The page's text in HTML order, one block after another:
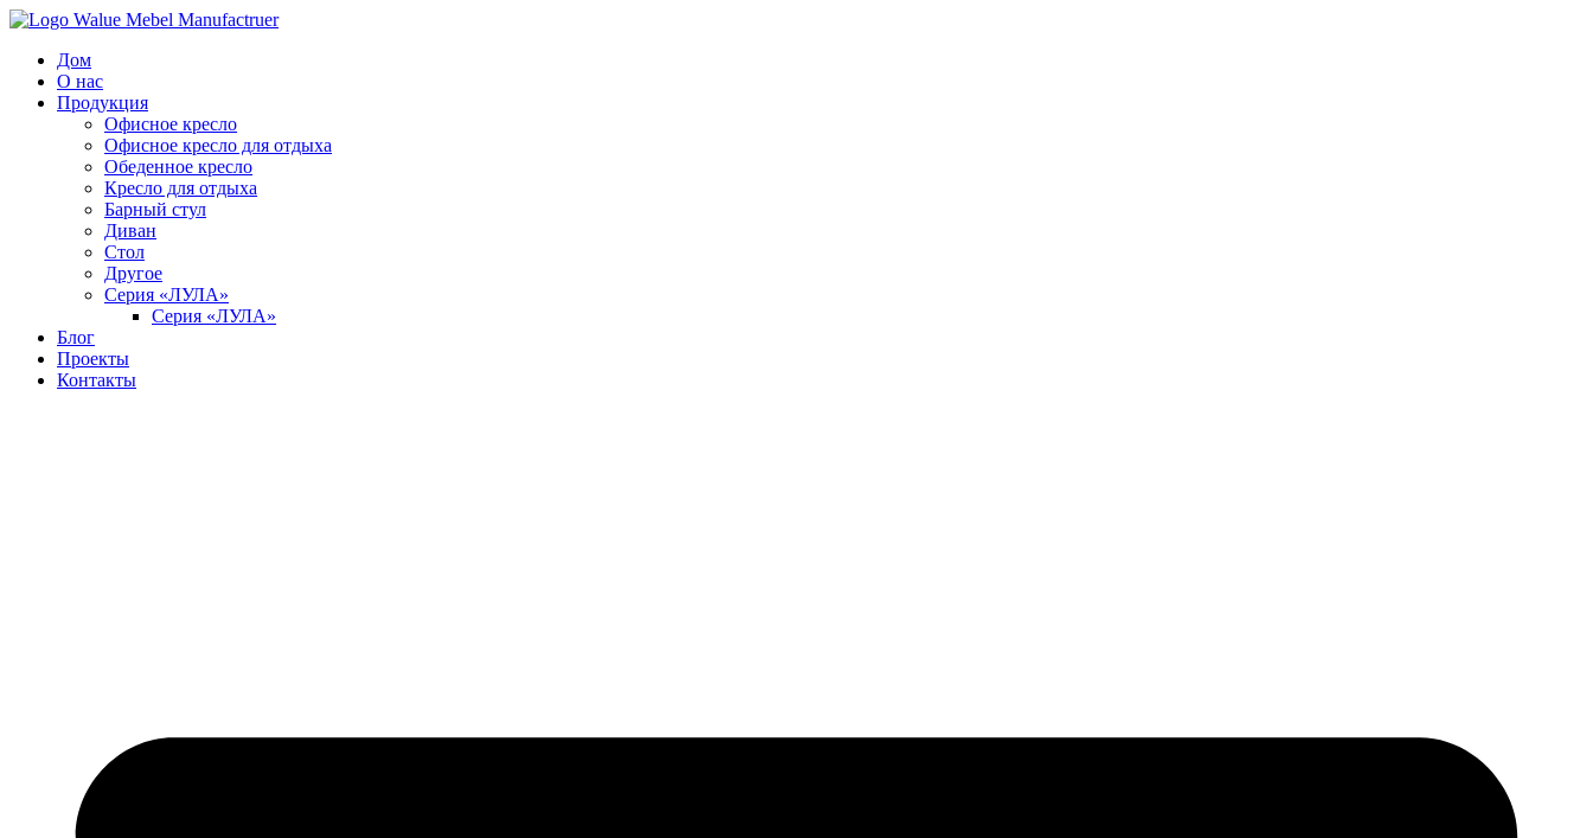
Перейти
содержимому
Дом
О нас
Продукция
Офисное кресло
Офисное кресло для отдыха
Обеденное кресло
Кресло для отдыха
Барный стул
Диван
Стол
Другое
Серия «ЛУЛА»
Серия «ЛУЛА»
Блог
Проекты
Контакты